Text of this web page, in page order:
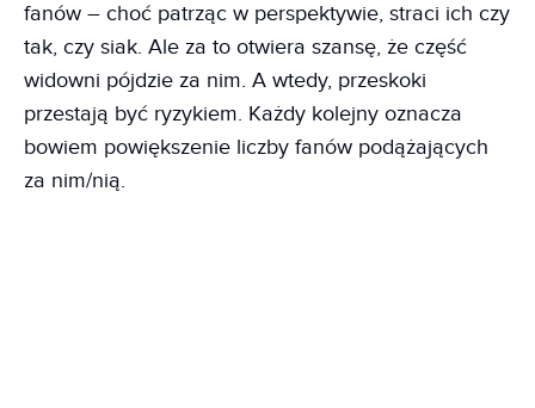
fanów – choć patrząc w perspektywie, straci ich czy
tak, czy siak. Ale za to otwiera szansę, że część
widowni pójdzie za nim. A wtedy, przeskoki
przestają być ryzykiem. Każdy kolejny oznacza
bowiem powiększenie liczby fanów podążających
za nim/nią.